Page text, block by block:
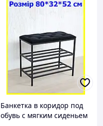
Банкетка в коридор под
обувь с мягким сиденьем